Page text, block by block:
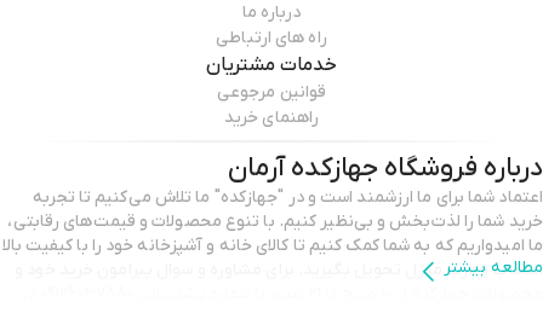
درباره ما
راه های ارتباطی
خدمات مشتریان
قوانین مرجوعی
راهنمای خرید
درباره فروشگاه جهازکده آرمان
اعتماد شما برای ما ارزشمند است و در "جهازکده" ما تلاش می‌کنیم تا تجربه
خرید شما را لذت‌بخش و بی‌نظیر کنیم. با تنوع محصولات و قیمت‌های رقابتی،
ما امیدواریم که به شما کمک کنیم تا کالای خانه و آشپزخانه خود را با کیفیت بالا
مطالعه بیشتر